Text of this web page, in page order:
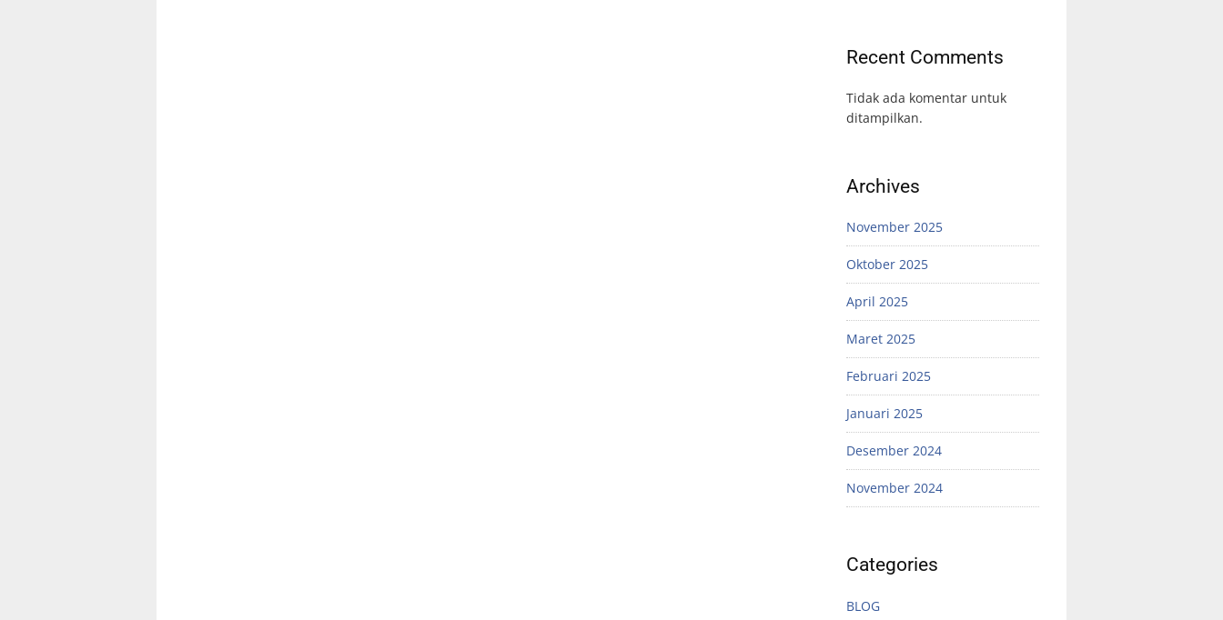
Recent Comments
Tidak ada komentar untuk
ditampilkan.
Archives
November 2025
Oktober 2025
April 2025
Maret 2025
Februari 2025
Januari 2025
Desember 2024
November 2024
Categories
BLOG